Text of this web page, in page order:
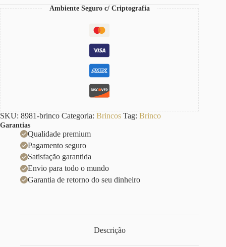
Ambiente Seguro c/ Criptografia
SKU: 8981-brinco Categoria: Brincos Tag: Brinco
Garantias
Qualidade premium
Pagamento seguro
Satisfação garantida
Envio para todo o mundo
Garantia de retorno do seu dinheiro
Descrição